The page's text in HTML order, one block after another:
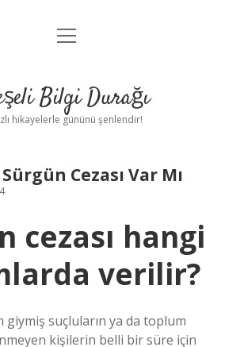
Anasayfa
Yasal Uyarı
menüyü
Bilgi Durağı
hikayelerle gününü şenlendir!
Cezası Var Mı
cezası hangi
verilir?
suçluların ya da toplum
kişilerin belli bir süre için